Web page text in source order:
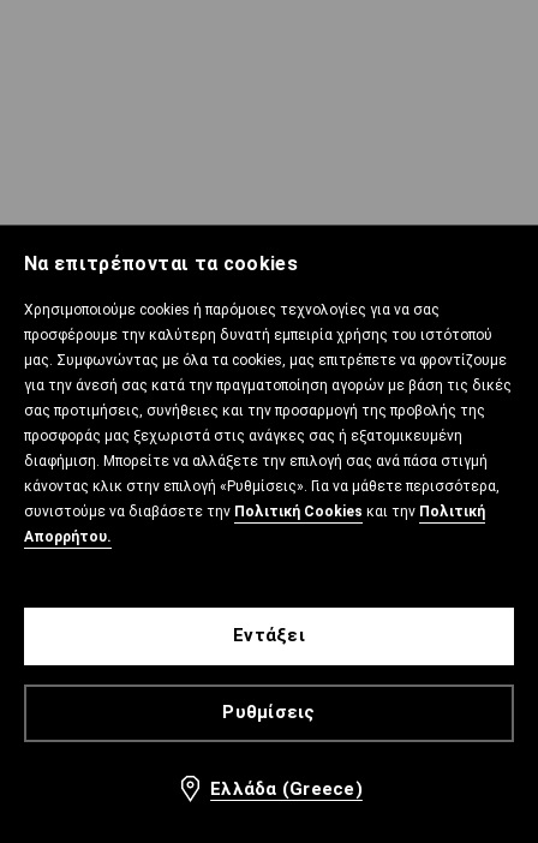
Να επιτρέπονται τα cookies
Χρησιμοποιούμε cookies ή παρόμοιες τεχνολογίες για να σας
προσφέρουμε την καλύτερη δυνατή εμπειρία χρήσης του ιστότοπού
μας. Συμφωνώντας με όλα τα cookies, μας επιτρέπετε να φροντίζουμε
για την άνεσή σας κατά την πραγματοποίηση αγορών με βάση τις δικές
σας προτιμήσεις, συνήθειες και την προσαρμογή της προβολής της
προσφοράς μας ξεχωριστά στις ανάγκες σας ή εξατομικευμένη
διαφήμιση. Μπορείτε να αλλάξετε την επιλογή σας ανά πάσα στιγμή
κάνοντας κλικ στην επιλογή «Ρυθμίσεις». Για να μάθετε περισσότερα,
συνιστούμε να διαβάσετε την Πολιτική Cookies και την Πολιτική
Απορρήτου.
Ρυθμίσεις
Εντάξει
Ελλάδα (Greece)